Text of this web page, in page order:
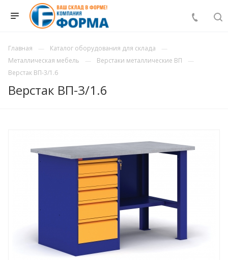
Главная
Каталог оборудования для склада
Металлическая мебель
Верстаки металлические ВП
Верстак ВП-3/1.6
Верстак ВП-3/1.6